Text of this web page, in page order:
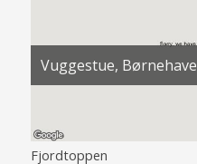
Vuggestue, Børnehave
Fjordtoppen